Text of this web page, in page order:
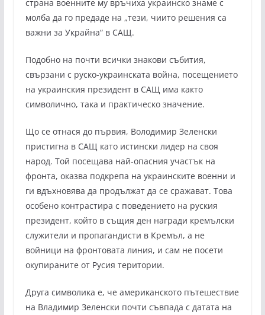
страна военните му връчиха украинско знаме с
молба да го предаде на „тези, чиито решения са
важни за Украйна“ в САЩ.
Подобно на почти всички знакови събития,
свързани с руско-украинската война, посещението
на украинския президент в САЩ има както
символично, така и практическо значение.
Що се отнася до първия, Володимир Зеленски
пристигна в САЩ като истински лидер на своя
народ. Той посещава най-опасния участък на
фронта, оказва подкрепа на украинските военни и
ги вдъхновява да продължат да се сражават. Това
особено контрастира с поведението на руския
президент, който в същия ден награди кремълски
служители и пропагандисти в Кремъл, а не
войници на фронтовата линия, и сам не посети
окупираните от Русия територии.
Друга символика е, че американското пътешествие
на Владимир Зеленски почти съвпада с датата на